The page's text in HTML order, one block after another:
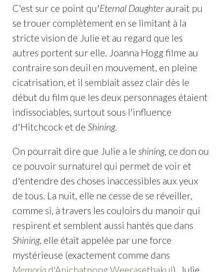
C'est sur ce point qu'Eternal Daughteraurait pu
se trouer complètement en se limitant à la
stricte vision de Julie et au regard que les
autres portent sur elle. Joanna Hogg filme au
contraire son deuil en mouvement, en pleine
cicatrisation, et il semblait assez clair dès le
début du film que les deux personnages étaient
indissociables, surtout sous l'influence
d'Hitchcock et de Shining.
On pourrait dire que Julie a le shining, ce don ou
ce pouvoir surnaturel qui permet de voir et
d'entendre des choses inaccessibles aux yeux
de tous. La nuit, elle ne cesse de se réveiller,
comme si, à travers les couloirs du manoir qui
respirent et semblent aussi hantés que dans
Shining, elle était appelée par une force
mystérieuse (exactement comme dans